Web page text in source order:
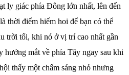
ly giác phía Đông lớn nhất, lên đến
thời điểm hiếm hoi để bạn có thể
trời tối, khi nó ở vị trí cao nhất gần
hướng mắt về phía Tây ngay sau khi
thấy một chấm sáng nhỏ nhưng